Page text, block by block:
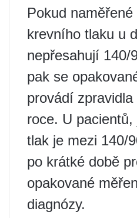
Pokud
krevního tlaku u
nepřesahují 140/
pak se
provádí
roce. U
tlak je mezi 140/
po krátké době
opakované
diagnózy.